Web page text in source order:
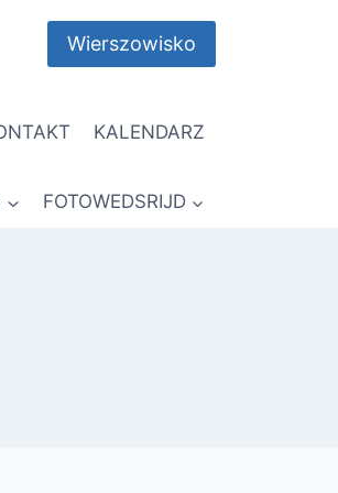
Wierszowisko
KALENDARZ
FOTOWEDSRIJD